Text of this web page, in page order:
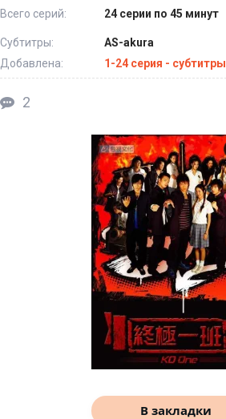
Всего серий:
24 серии по 45 минут
Субтитры:
AS-akura
Добавлена:
1-24 серия - субтитры
2
В закладки